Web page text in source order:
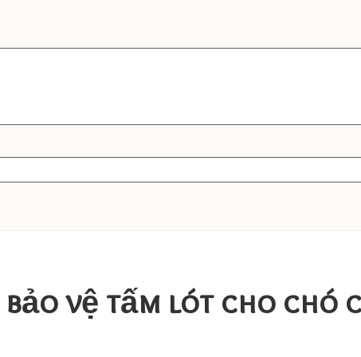
bảo vệ tấm lót cho chó